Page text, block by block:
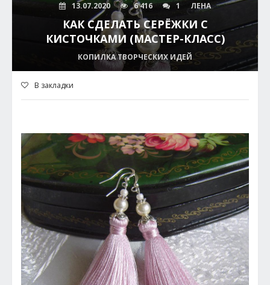
13.07.2020 6 416 1 ЛЕНА
КАК СДЕЛАТЬ СЕРЁЖКИ С
КИСТОЧКАМИ (МАСТЕР-КЛАСС)
КОПИЛКА ТВОРЧЕСКИХ ИДЕЙ
В закладки